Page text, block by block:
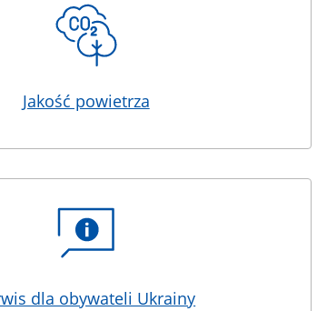
Jakość powietrza
dla obywateli Ukrainy